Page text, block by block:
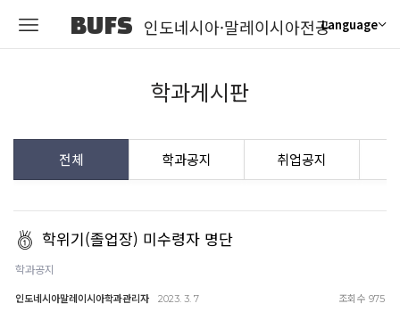
BUFS 인도네시아·말레이시아전공Language
학과게시판
전체 학과공지 취업공지
학위기(졸업장) 미수령자 명단
학과공지
인도네시아말레이시아학과관리자 2023. 3. 7 조회수 975